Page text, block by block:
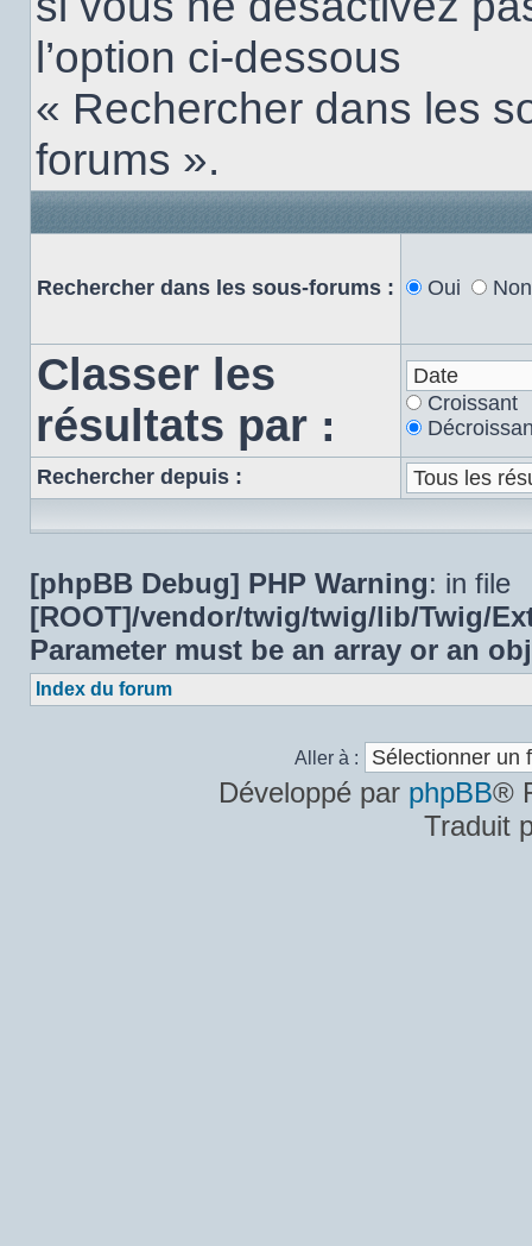
l’option ci-dessous
« Rechercher dans les
forums ».
Rechercher dans les sous-forums : Oui Non
Classer les
résultats par :
Croissant
Rechercher depuis :
[phpBB Debug] PHP Warning: in file
[ROOT]/vendor/twig/twig/lib/Twig/
Parameter must be an array or an
Index du forum
Aller à :
Développé par phpBB®
Traduit